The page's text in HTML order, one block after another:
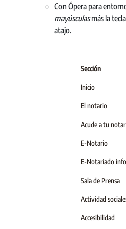
Con Ópera para
mayúsculasmás la tecla
atajo.
Sección
Inicio
El notario
Acude a tu
E-Notario
E-Notariado
Sala de Prensa
Actividad
Accesibilidad